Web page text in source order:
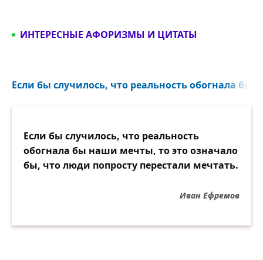
ИНТЕРЕСНЫЕ АФОРИЗМЫ И ЦИТАТЫ
Если бы случилось, что реальность обогнала бы
Если бы случилось, что реальность
обогнала бы наши мечты, то это означало
бы, что люди попросту перестали мечтать.
Иван Ефремов